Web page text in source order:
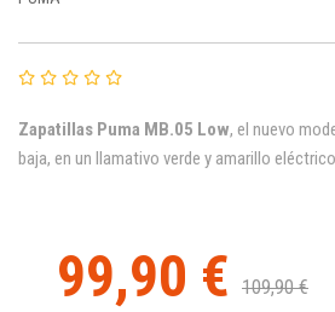
Zapatillas Puma MB.05 Low, el nuevo
baja, en un llamativo verde y amarillo eléctrico
99,90 € 109,90 €